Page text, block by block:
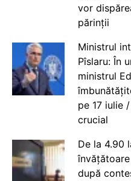
vor
părinții
Ministrul
Pîslaru: În
ministrul
pe 17 iulie
crucial
De la 4.90
după